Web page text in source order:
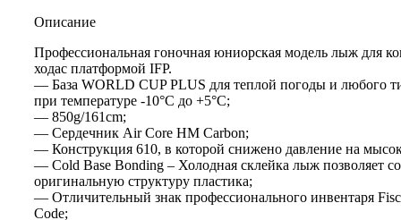
Описание
Профессиональная гоночная юниорская модель лыж для
ходас платформой IFP.
— База WORLD CUP PLUS для теплой погоды и любого
при температуре -10°C до +5°C;
— 850g/161cm;
— Сердечник Air Core HM Carbon;
— Конструкция 610, в которой снижено давление на
— Cold Base Bonding – Холодная склейка лыж позволяет
оригинальную структуру пластика;
— Отличительный знак профессионального инвентаря
Code;